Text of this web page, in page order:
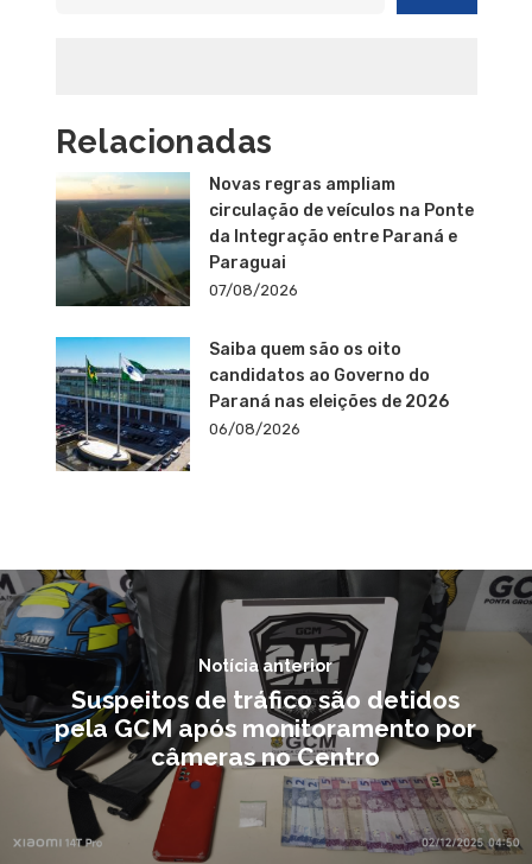
Relacionadas
Novas regras ampliam
circulação de veículos na Ponte
da Integração entre Paraná e
Paraguai
07/08/2026
Saiba quem são os oito
candidatos ao Governo do
Paraná nas eleições de 2026
06/08/2026
Notícia anterior
Suspeitos de tráfico são detidos
pela GCM após monitoramento por
câmeras no Centro